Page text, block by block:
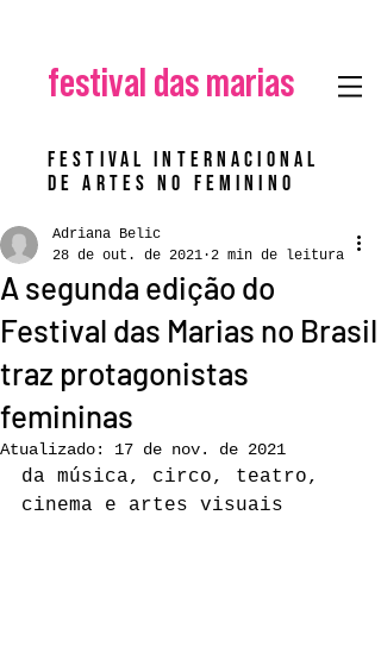
festival das marias
Festival Internacional
de Artes no Feminino
A segunda edição do
Festival das Marias no Brasil
traz protagonistas
femininas
Adriana Belic
28 de out. de 2021 2 min de leitura
Atualizado: 17 de nov. de 2021
da música, circo, teatro,
cinema e artes visuais